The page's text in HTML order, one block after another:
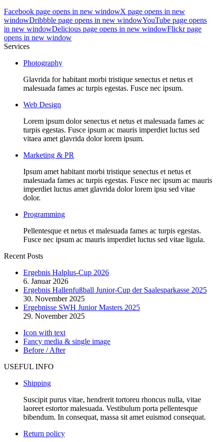
Facebook page opens in new windowX page opens in new
windowDribbble page opens in new windowYouTube page opens
in new windowDelicious page opens in new windowFlickr page
opens in new window
Services
Photography
Glavrida for habitant morbi tristique senectus et netus et
malesuada fames ac turpis egestas. Fusce nec ipsum.
Web Design
Lorem ipsum dolor senectus et netus et malesuada fames ac
turpis egestas. Fusce ipsum ac mauris imperdiet luctus sed
vitaea amet glavrida dolor lorem ipsum.
Marketing & PR
Ipsum amet habitant morbi tristique senectus et netus et
malesuada fames ac turpis egestas. Fusce nec ipsum ac mauris
imperdiet luctus amet glavrida dolor lorem ipsu sed vitae
dolor.
Programming
Pellentesque et netus et malesuada fames ac turpis egestas.
Fusce nec ipsum ac mauris imperdiet luctus sed vitae ligula.
Recent Posts
Ergebnis Halplus-Cup 2026
6. Januar 2026
Ergebnis Hallenfußball Junior-Cup der Saalesparkasse 2025
30. November 2025
Ergebnisse SWH Junior Masters 2025
29. November 2025
Icon with text
Fancy media & single image
Before / After
USEFUL INFO
Shipping
Suscipit purus vitae, hendrerit tortoreu rhoncus nulla, vitae
laoreet estortor malesuada. Vestibulum porta pellentesque
bibendum. In consequat, massa sit amet euismod consequat.
Return policy